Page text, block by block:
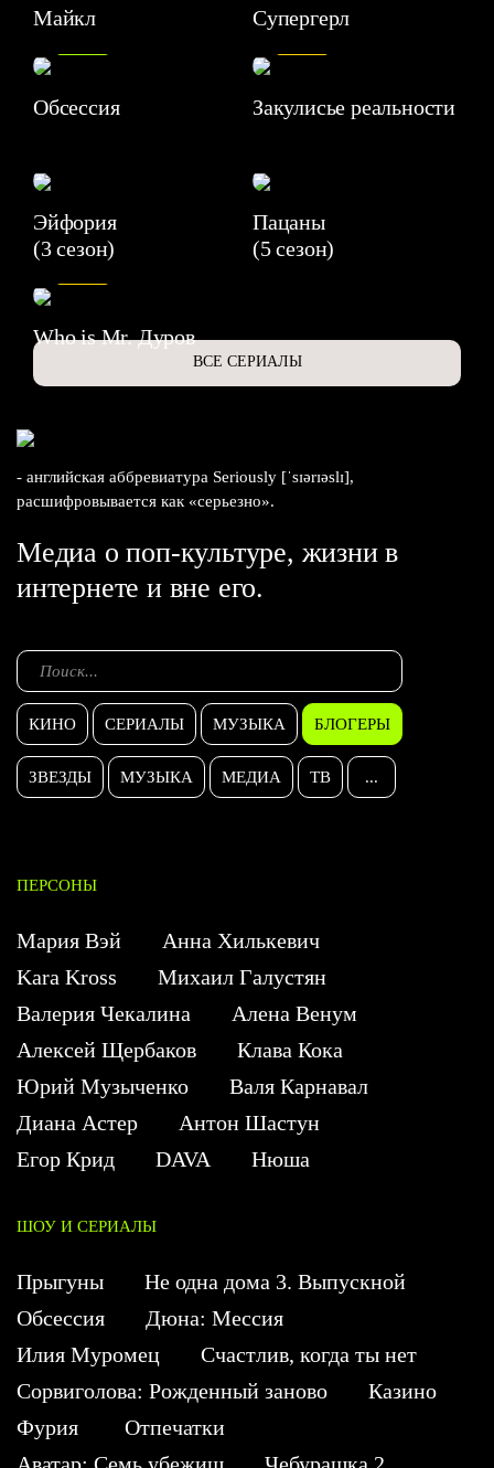
Майкл Супергерл
Обсессия
7.1
Закулисье реальности
Эйфория
(3 сезон)
Пацаны
(5 сезон)
Who is Mr. Дуров
ВСЕ СЕРИАЛЫ
- английская аббревиатура Seriously [ˈsɪərɪəslɪ],
расшифровывается как «серьезно».
Медиа о поп-культуре, жизни в
интернете и вне его.
КИНО СЕРИАЛЫ МУЗЫКА БЛОГЕРЫ
ЗВЕЗДЫ МУЗЫКА МЕДИА ТВ ...
ПЕРСОНЫ
Мария Вэй
Анна Хилькевич
Kara Kross
Михаил Галустян
Валерия Чекалина
Алена Венум
Алексей Щербаков
Клава Кока
Юрий Музыченко
Валя Карнавал
Диана Астер
Антон Шастун
Егор Крид
DAVA Нюша
ШОУ И СЕРИАЛЫ
Прыгуны
Не одна дома 3. Выпускной
Обсессия
Дюна: Мессия
Илия Муромец
Счастлив, когда ты нет
Сорвиголова: Рожденный заново
Казино
Фурия
Отпечатки